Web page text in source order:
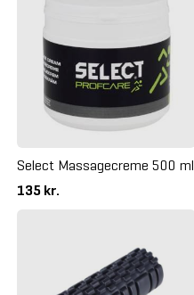
Select Massagecreme 500 ml
135 kr.